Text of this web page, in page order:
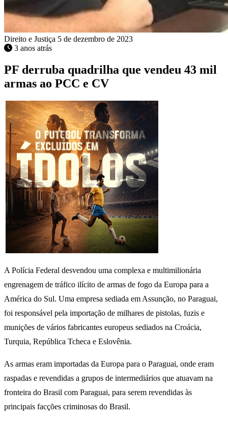
Direito e Justiça 5 de dezembro de 2023
3 anos atrás
PF derruba quadrilha que vendeu 43 mil
armas ao PCC e CV
A Polícia Federal desvendou uma complexa e multimilionária
engrenagem de tráfico ilícito de armas de fogo da Europa para a
América do Sul. Uma empresa sediada em Assunção, no Paraguai,
foi responsável pela importação de milhares de pistolas, fuzis e
munições de vários fabricantes europeus sediados na Croácia,
Turquia, República Tcheca e Eslovênia.
As armas eram importadas da Europa para o Paraguai, onde eram
raspadas e revendidas a grupos de intermediários que atuavam na
fronteira do Brasil com Paraguai, para serem revendidas às
principais facções criminosas do Brasil.